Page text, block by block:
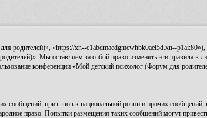
«https://xn--c1abdmacdgmcwhbk0ael5d.xn--
Мы оставляем за собой право изменять эти правила в
конференции «Мой детский психолог (Форум для
сообщений, призывов к национальной розни и прочих
право. Попытки размещения таких сообщений могут